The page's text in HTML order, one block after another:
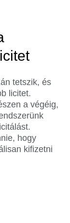
tetszik, és
licitet.
a végéig,
hogy
kifizetni